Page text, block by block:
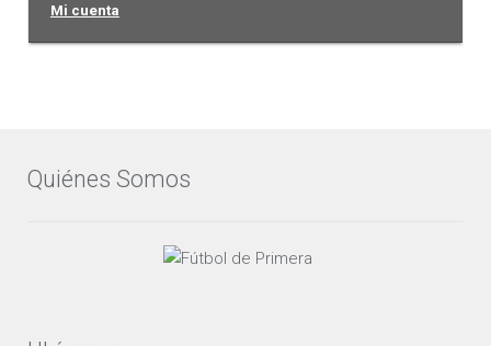
Mi cuenta
Quiénes Somos